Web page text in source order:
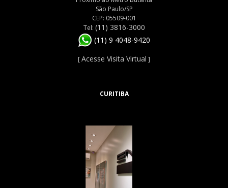
São Paulo/SP
CEP: 05509-001
Tel: (11) 3816-3000
(11) 9 4048-9420
[Acesse Visita Virtual ]
CURITIBA